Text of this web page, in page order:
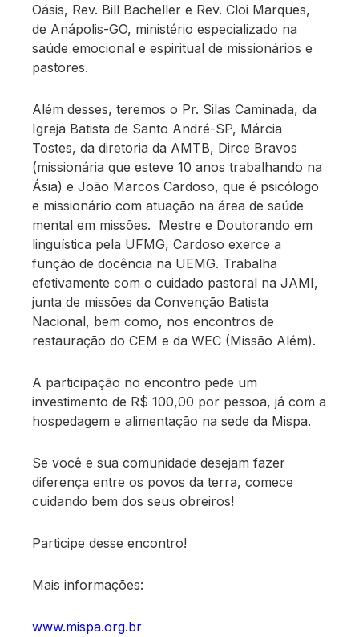
Oásis, Rev. Bill Bacheller e Rev. Cloi Marques,
de Anápolis-GO, ministério especializado na
saúde emocional e espiritual de missionários e
pastores.
Além desses, teremos o Pr. Silas Caminada, da
Igreja Batista de Santo André-SP, Márcia
Tostes, da diretoria da AMTB, Dirce Bravos
(missionária que esteve 10 anos trabalhando na
Ásia) e João Marcos Cardoso, que é psicólogo
e missionário com atuação na área de saúde
mental em missões. Mestre e Doutorando em
linguística pela UFMG, Cardoso exerce a
função de docência na UEMG. Trabalha
efetivamente com o cuidado pastoral na JAMI,
junta de missões da Convenção Batista
Nacional, bem como, nos encontros de
restauração do CEM e da WEC (Missão Além).
A participação no encontro pede um
investimento de R$ 100,00 por pessoa, já com a
hospedagem e alimentação na sede da Mispa.
Se você e sua comunidade desejam fazer
diferença entre os povos da terra, comece
cuidando bem dos seus obreiros!
Participe desse encontro!
Mais informações:
www.mispa.org.br